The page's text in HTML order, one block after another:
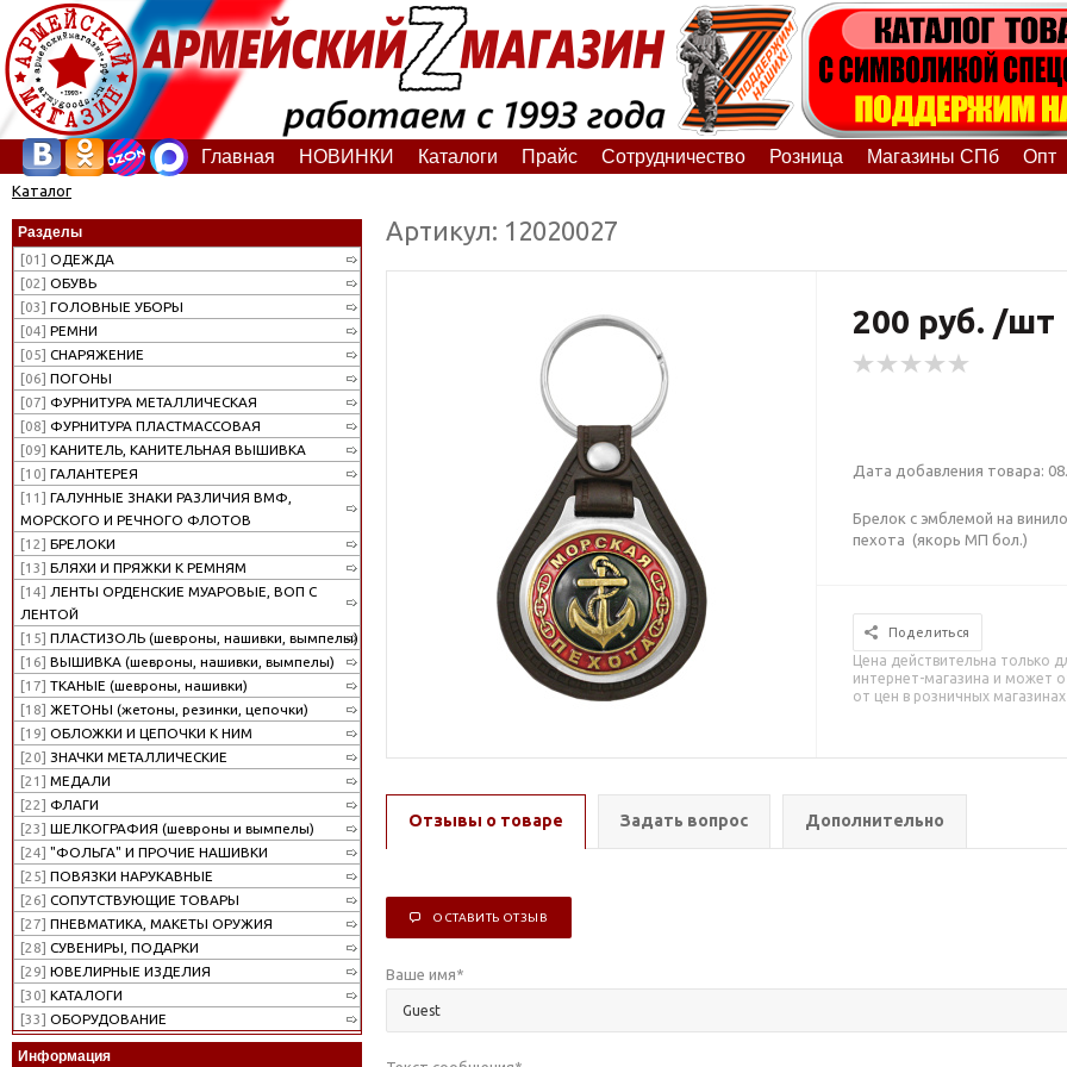
Главная НОВИНКИ Каталоги Прайс Сотрудничество Розница Магазины СПб Опт
Каталог
Разделы
[01] ОДЕЖДА
[02] ОБУВЬ
[03] ГОЛОВНЫЕ УБОРЫ
[04] РЕМНИ
[05] СНАРЯЖЕНИЕ
[06] ПОГОНЫ
[07] ФУРНИТУРА МЕТАЛЛИЧЕСКАЯ
[08] ФУРНИТУРА ПЛАСТМАССОВАЯ
[09] КАНИТЕЛЬ, КАНИТЕЛЬНАЯ ВЫШИВКА
[10] ГАЛАНТЕРЕЯ
[11] ГАЛУННЫЕ ЗНАКИ РАЗЛИЧИЯ ВМФ,
МОРСКОГО И РЕЧНОГО ФЛОТОВ
[12] БРЕЛОКИ
[13] БЛЯХИ И ПРЯЖКИ К РЕМНЯМ
[14] ЛЕНТЫ ОРДЕНСКИЕ МУАРОВЫЕ, ВОП С
ЛЕНТОЙ
[15] ПЛАСТИЗОЛЬ (шевроны, нашивки, вымпелы)
[16] ВЫШИВКА (шевроны, нашивки, вымпелы)
[17] ТКАНЫЕ (шевроны, нашивки)
[18] ЖЕТОНЫ (жетоны, резинки, цепочки)
[19] ОБЛОЖКИ И ЦЕПОЧКИ К НИМ
[20] ЗНАЧКИ МЕТАЛЛИЧЕСКИЕ
[21] МЕДАЛИ
[22] ФЛАГИ
[23] ШЕЛКОГРАФИЯ (шевроны и вымпелы)
[24] "ФОЛЬГА" И ПРОЧИЕ НАШИВКИ
[25] ПОВЯЗКИ НАРУКАВНЫЕ
[26] СОПУТСТВУЮЩИЕ ТОВАРЫ
[27] ПНЕВМАТИКА, МАКЕТЫ ОРУЖИЯ
[28] СУВЕНИРЫ, ПОДАРКИ
[29] ЮВЕЛИРНЫЕ ИЗДЕЛИЯ
[30] КАТАЛОГИ
[33] ОБОРУДОВАНИЕ
Информация
Артикул: 12020027
200 руб. /шт
Дата добавления товара:
Брелок с эмблемой на
пехота (якорь МП бол.)
Поделиться
Цена действительна только
интернет-магазина и может
от цен в розничных магазинах
Отзывы о товаре Задать вопрос Дополнительно
ОСТАВИТЬ ОТЗЫВ
Ваше имя*